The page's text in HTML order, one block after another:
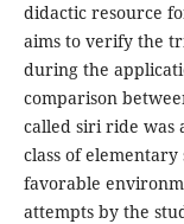
didactic resource
aims to verify the
during the
comparison
called siri ride was
class of
favorable
attempts by the